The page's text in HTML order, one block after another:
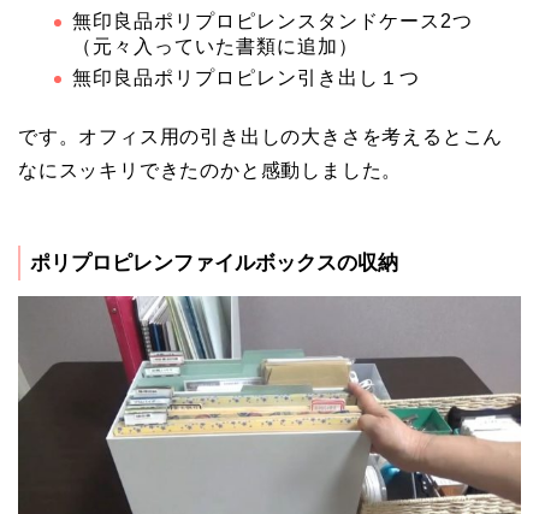
無印良品ポリプロピレンスタンドケース2つ
（元々入っていた書類に追加）
無印良品ポリプロピレン引き出し１つ
です。オフィス用の引き出しの大きさを考えるとこん
なにスッキリできたのかと感動しました。
ポリプロピレンファイルボックスの収納